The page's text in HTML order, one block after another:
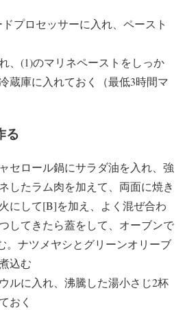
プロセッサーに入れ、ペースト
、(1)のマリネペーストをしっか
蔵庫に入れておく（最低3時間マ
る
セロール鍋にサラダ油を入れ、強
したラム肉を加えて、両面に焼き
にして[B]を加え、よく混ぜ合わ
してきたら蓋をして、オーブンで
。ナツメヤシとグリーンオリーブ
込む
ルに入れ、沸騰した湯小さじ2杯
おく